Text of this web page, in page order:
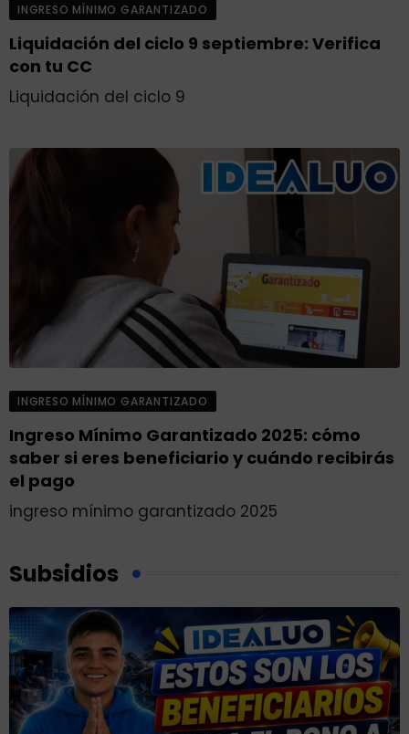
INGRESO MÍNIMO GARANTIZADO
Liquidación del ciclo 9 septiembre: Verifica
con tu CC
Liquidación del ciclo 9
INGRESO MÍNIMO GARANTIZADO
Ingreso Mínimo Garantizado 2025: cómo
saber si eres beneficiario y cuándo recibirás
el pago
ingreso mínimo garantizado 2025
Subsidios